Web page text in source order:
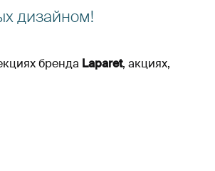
дизайном!
бренда Laparet, акциях,